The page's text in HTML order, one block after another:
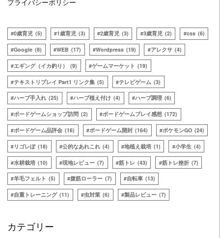
0歳育児 (5) 1歳育児 (3) 2歳育児 (3) 3歳育児 (2) css (6)
Google (8) WEB (17) Wordpress (19) アレクサ (4)
エギング（イカ釣り） (9) ゲームマーケット (19)
テキストリプレイ Part1 リンク集 (5) テレビゲーム (3)
ハーブ手入れ (25) ハーブ植え付け (4) ハーブ調理 (6)
ボードゲームショップ訪問 (2) ボードゲームプレイ感想 (172)
ボードゲーム品評会 (16) ボードゲーム開封 (164) ポケモンGO (24)
リゴレぽ (18) 公的なあれこれ (4) 地植え栽培 (1) 小学生 (4)
水耕栽培 (10) 現地レビュー (7) 筋トレ (43) 筋トレ挫折 (7)
羊毛フェルト (5) 腹筋ローラー (7) 自転車 (13)
自重トレーニング (11) 虫対策 (6) 製品レビュー (7)
カテゴリー